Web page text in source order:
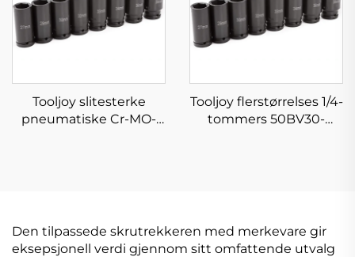
Tooljoy slitesterke
pneumatiske Cr-MO-
Tooljoy flerstørrelses 1/4-
tommers 50BV30-
Den tilpassede skrutrekkeren med merkevare gir
eksepsjonell verdi gjennom sitt omfattende utvalg